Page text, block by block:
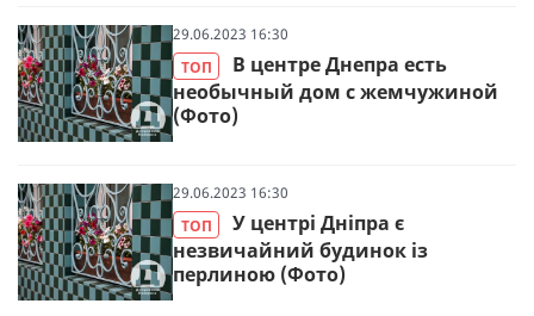
29.06.2023 16:30
ТОП
В центре Днепра есть
необычный дом с жемчужиной
(Фото)
29.06.2023 16:30
ТОП
У центрі Дніпра є
незвичайний будинок із
перлиною (Фото)